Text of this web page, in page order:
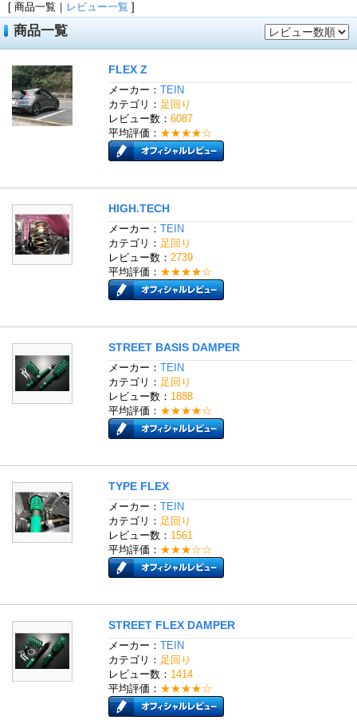
[ 商品一覧｜ レビュー一覧 ]
商品一覧
FLEX Z
メーカー：
TEIN
カテゴリ： 足回り
レビュー数：6087
平均評価： ★★★★☆
HIGH.TECH
メーカー：
TEIN
カテゴリ： 足回り
レビュー数：2739
平均評価： ★★★★☆
STREET BASIS DAMPER
メーカー：
TEIN
カテゴリ： 足回り
レビュー数： 1888
平均評価： ★★★★☆
TYPE FLEX
メーカー：
TEIN
カテゴリ： 足回り
レビュー数： 1561
平均評価： ★★★☆☆
STREET FLEX DAMPER
メーカー：
TEIN
カテゴリ： 足回り
レビュー数： 1414
平均評価： ★★★★☆